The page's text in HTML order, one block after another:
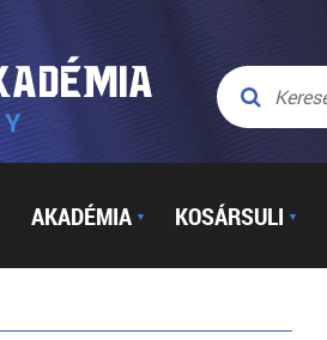
AKADÉMIA ▼ KOSÁRSULI ▼